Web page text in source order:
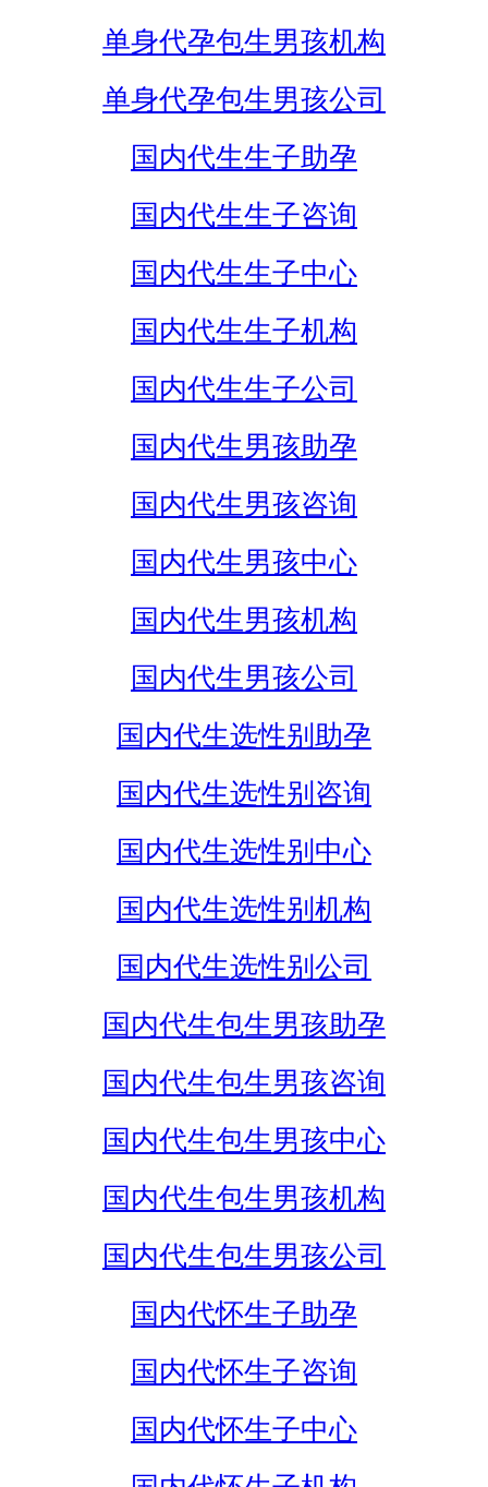
单身代孕包生男孩机构
单身代孕包生男孩公司
国内代生生子助孕
国内代生生子咨询
国内代生生子中心
国内代生生子机构
国内代生生子公司
国内代生男孩助孕
国内代生男孩咨询
国内代生男孩中心
国内代生男孩机构
国内代生男孩公司
国内代生选性别助孕
国内代生选性别咨询
国内代生选性别中心
国内代生选性别机构
国内代生选性别公司
国内代生包生男孩助孕
国内代生包生男孩咨询
国内代生包生男孩中心
国内代生包生男孩机构
国内代生包生男孩公司
国内代怀生子助孕
国内代怀生子咨询
国内代怀生子中心